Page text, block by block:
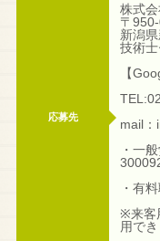
応募先
株式
〒
新潟
技術
【
mail
・一
・有
※来客
用でき